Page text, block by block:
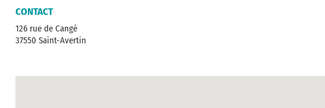
CONTACT
126 rue de Cangé
37550 Saint-Avertin